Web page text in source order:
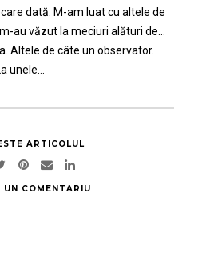
dată. M-am luat cu altele de
au văzut la meciuri alături de…
Altele de câte un observator.
unele…
ARTICOLUL
UN COMENTARIU